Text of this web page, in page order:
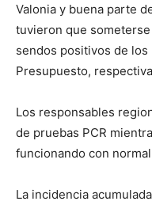
Valonia y buena parte
tuvieron que
sendos positivos de
Presupuesto,
Los responsables
de pruebas PCR
funcionando con
La incidencia